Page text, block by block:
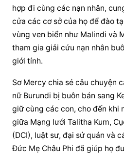
hợp đi cùng các nạn nhân,
cửa các cơ sở của họ để đào
vùng ven biển như Malindi và
tham gia giải cứu nạn nhân
giới tính.
Sơ Mercy chia sẻ câu chuyện
nữ Burundi bị buôn bán sang
giữ cùng các con, cho đến khi
giữa Mạng lưới Talitha Kum,
(DCI), luật sư, đại sứ quán và
Đức Mẹ Châu Phi đã giúp họ